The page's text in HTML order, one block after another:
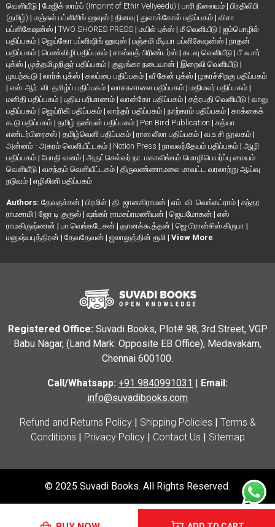
வெளியீடு | மேஜிக் லாம்ப் (Imprint of Ethir Veliyeedu) | பாரி நிலையம் | பிரதிலிபி
(தமிழ்) | மஞ்சுள் பப்ளிசிங் ஹவுஸ் | தினவு | துலாக்கோல் பதிப்பகம் | விசா
பப்ளிகேஷன்ஸ் | TWO SHORES PRESS | மயில் புக்ஸ் | மீ வெளியீடு | ஐம்பொழில்
பதிப்பகம் | ஜெய்கோ பப்ளிஷிங் ஹவுஸ் | பஞ்சமி மீடியா பப்ளிகேஷன்ஸ் | நாதன்
பதிப்பகம் | பெண்விழி பதிப்பகம் | சாஸ்வத் பிரிண்டர்ஸ் | கடவு வெளியீடு | பீ ஃபார்
புக்ஸ் | முத்தமிழறிஞர் பதிப்பகம் | குலுங்கா நடையான் | இறைவி வெளியீடு |
முயற்கூடு | லார்க் புக்ஸ் | கலப்பை பதிப்பகம் | வீ கேன் புக்ஸ் | ழகரச்சிறகு பதிப்பகம்
| எஸ். ஆர். வி. தமிழ்ப் பதிப்பகம் | வாசகசாலை பதிப்பகம் | மதிமலர் பதிப்பகம் |
மனிதி பதிப்பகம் | புதிய பரிமாணம் | வான்கோ பதிப்பகம் | சத்ரபதி வெளியீடு | வாலு
பதிப்பகம் | ஜெய்ரிகி பதிப்பகம் | லாந்தர் பதிப்பகம் | நாற்கரம் பதிப்பகம் | காக்கைக்
கூடு பதிப்பகம் | தமிழ் நண்பன் பதிப்பகம் | Pen Bird Publication | சத்யா
எண்டர்பிரைசஸ் | தமிழ்வெளி பதிப்பகம் | ராஸ லீலா பதிப்பகம் | வ.உ.சி நூலகம் |
அன்னம் - அகரம் வெளியீட்டகம் | Notion Press | நாவலந்தேயம் பதிப்பகம் | ஆழி
பதிப்பகம் | போதி வனம் | அருட்செல்வர் நா. மகாலிங்கம் மொழிபெயர்ப்பு மையம்
வெளியீடு | வசந்தம் வெளியீட்டகம் | திருவண்ணாமலை மாவட்ட வரலாற்று ஆய்வு
நடுவம் | எழிலினி பதிப்பகம்
Authors: தேவதச்சன் | பிரமிள் | தி. ஜானகிராமன் | எம். வி. வெங்கட்ராம் | சுந்தர
ராமசாமி | ஜோ டி குரூஸ் | ஷங்கர் ராமசுப்ரமணியன் | ஜெயமோகன் | எஸ்
ராமகிருஷ்ணன் | பா வெங்கடேசன் | ஞானக்கூத்தன் | ஜெ பிரான்சிஸ் கிருபா |
மனுஷ்யபுத்திரன் | தேவதேவன் | ஜலாலுத்தின் ரூமி | View More
Registered Office: Suvadi Books, Plot# 98, 3rd Street, VGP
Babu Nagar, (Land Mark: Opposite EB Office), Medavakam,
Chennai 600100.
Call/Whatsapp: +91 9840991031 | Email:
info@suvadibooks.com
Refund and Returns Policy| Shipping Policies | Terms &
Conditions | Privacy Policy| Contact Us | Sitemap
© 2025 Suvadi Books. All Rights Reserved.